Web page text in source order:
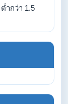
ำกว่า 1.5